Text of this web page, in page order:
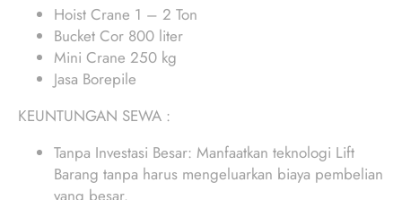
Hoist Crane 1 – 2 Ton
Bucket Cor 800 liter
Mini Crane 250 kg
Jasa Borepile
KEUNTUNGAN SEWA :
Tanpa Investasi Besar: Manfaatkan teknologi Lift
Barang tanpa harus mengeluarkan biaya pembelian
yang besar.